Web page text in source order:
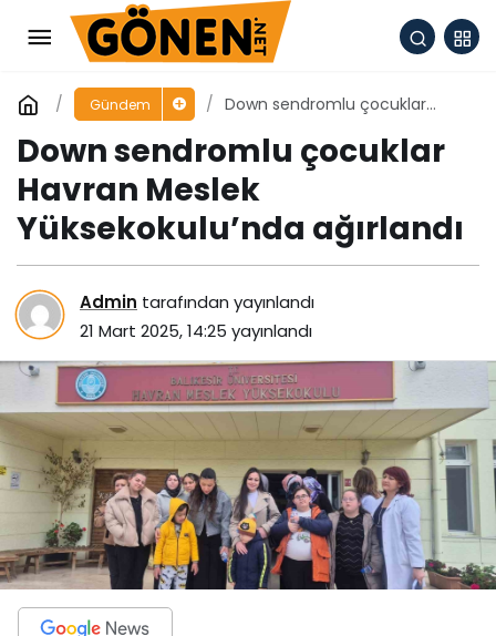
Gündem
Down sendromlu çocuklar
ağırlandı
Down sendromlu çocuklar
Havran Meslek
Yüksekokulu’nda ağırlandı
Admin tarafından yayınlandı
21 Mart 2025, 14:25 yayınlandı